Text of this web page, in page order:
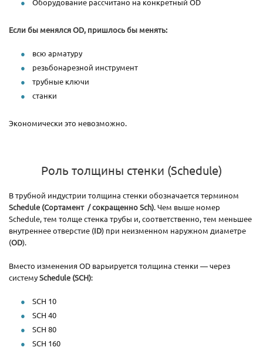
Если бы менялся OD, пришлось бы менять:
всю арматуру
резьбонарезной инструмент
трубные ключи
станки
Экономически это невозможно.
Роль толщины стенки (Schedule)
В трубной индустрии толщина стенки обозначается термином
Schedule (Сортамент / сокращенно Sch). Чем выше номер
Schedule, тем толще стенка трубы и, соответственно, тем меньшее
внутреннее отверстие (ID) при неизменном наружном диаметре
(OD).
Вместо изменения OD варьируется толщина стенки — через
системуSchedule (SCH):
SCH 10
SCH 40
SCH 80
SCH 160